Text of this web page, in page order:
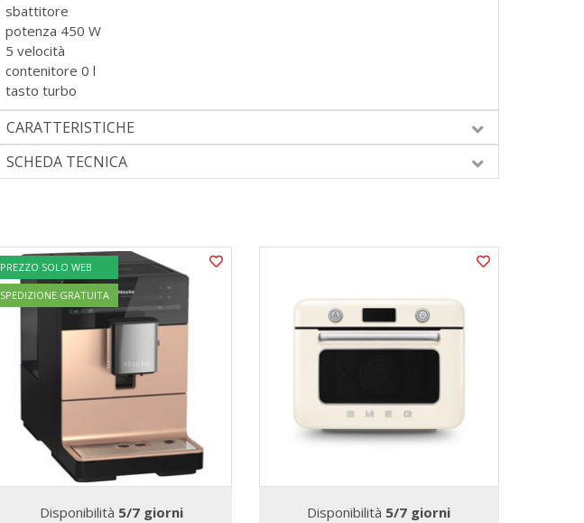
sbattitore
potenza 450 W
5 velocità
contenitore 0 l
tasto turbo
CARATTERISTICHE
SCHEDA TECNICA
PREZZO SOLO WEB
SPEDIZIONE GRATUITA
Disponibilità 5/7 giorni Disponibilità 5/7 giorni